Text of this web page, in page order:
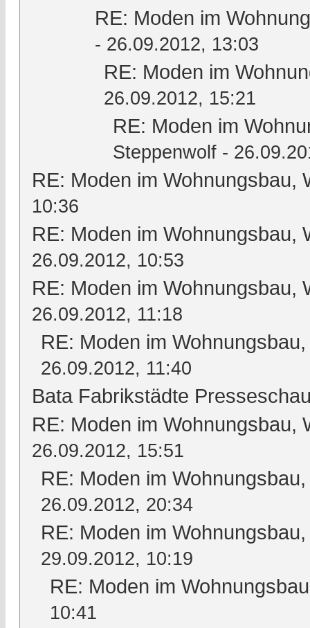
RE: Moden im
- 26.09.2012, 13:03
RE: Moden im
26.09.2012, 15:21
RE: Moden im
Steppenwolf -
RE: Moden im Wohnungsbau,
10:36
RE: Moden im Wohnungsbau,
26.09.2012, 10:53
RE: Moden im Wohnungsbau,
26.09.2012, 11:18
RE: Moden im
26.09.2012, 11:40
Bata Fabrikstädte
RE: Moden im Wohnungsbau,
26.09.2012, 15:51
RE: Moden im
26.09.2012, 20:34
RE: Moden im
29.09.2012, 10:19
RE: Moden im
10:41